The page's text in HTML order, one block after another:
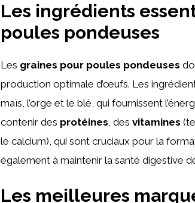
Les ingrédients
poules pondeuses
Les graines pour poules pondeuses
production optimale d’œufs. Les
maïs, l’orge et le blé, qui fournissent
contenir des protéines, des vitamines
le calcium), qui sont cruciaux pour la
également à maintenir la santé digestive
Les meilleures